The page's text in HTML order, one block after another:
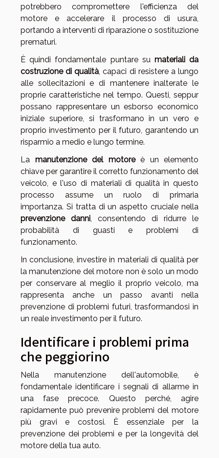
potrebbero compromettere l'efficienza del
motore e accelerare il processo di usura,
portando a interventi di riparazione o sostituzione
prematuri.
È quindi fondamentale puntare su materiali da
costruzione di qualità, capaci di resistere a lungo
alle sollecitazioni e di mantenere inalterate le
proprie caratteristiche nel tempo. Questi, seppur
possano rappresentare un esborso economico
iniziale superiore, si trasformano in un vero e
proprio investimento per il futuro, garantendo un
risparmio a medio e lungo termine.
La manutenzione del motoreè un elemento
chiave per garantire il corretto funzionamento del
veicolo, e l'uso di materiali di qualità in questo
processo assume un ruolo di primaria
importanza. Si tratta di un aspetto cruciale nella
prevenzione danni, consentendo di ridurre le
probabilità di guasti e problemi di
funzionamento.
In conclusione, investire in materiali di qualità per
la manutenzione del motore non è solo un modo
per conservare al meglio il proprio veicolo, ma
rappresenta anche un passo avanti nella
prevenzione di problemi futuri, trasformandosi in
un reale investimento per il futuro.
Identificare i problemi prima
che peggiorino
Nella manutenzione dell'automobile, è
fondamentale identificare i segnali di allarme in
una fase precoce. Questo perché, agire
rapidamente può prevenire problemi del motore
più gravi e costosi. È essenziale per la
prevenzione dei problemi e per la longevità del
motore della tua auto.